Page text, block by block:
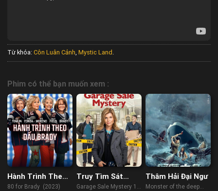
Từ khóa: Côn Luân Cảnh Mystic Land
Phim có thể bạn muốn xem :
Hành Trình Theo
Dấu Brady
80 for Brady (2023)
Truy Tìm Sát
Nhân 1
Garage Sale Mystery 1
Thâm Hải Đại Ngư
Monster of the deep